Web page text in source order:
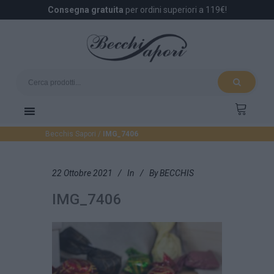
Consegna gratuita per ordini superiori a 119€!
Becchis Sapori / IMG_7406
22 Ottobre 2021 In By BECCHIS
IMG_7406